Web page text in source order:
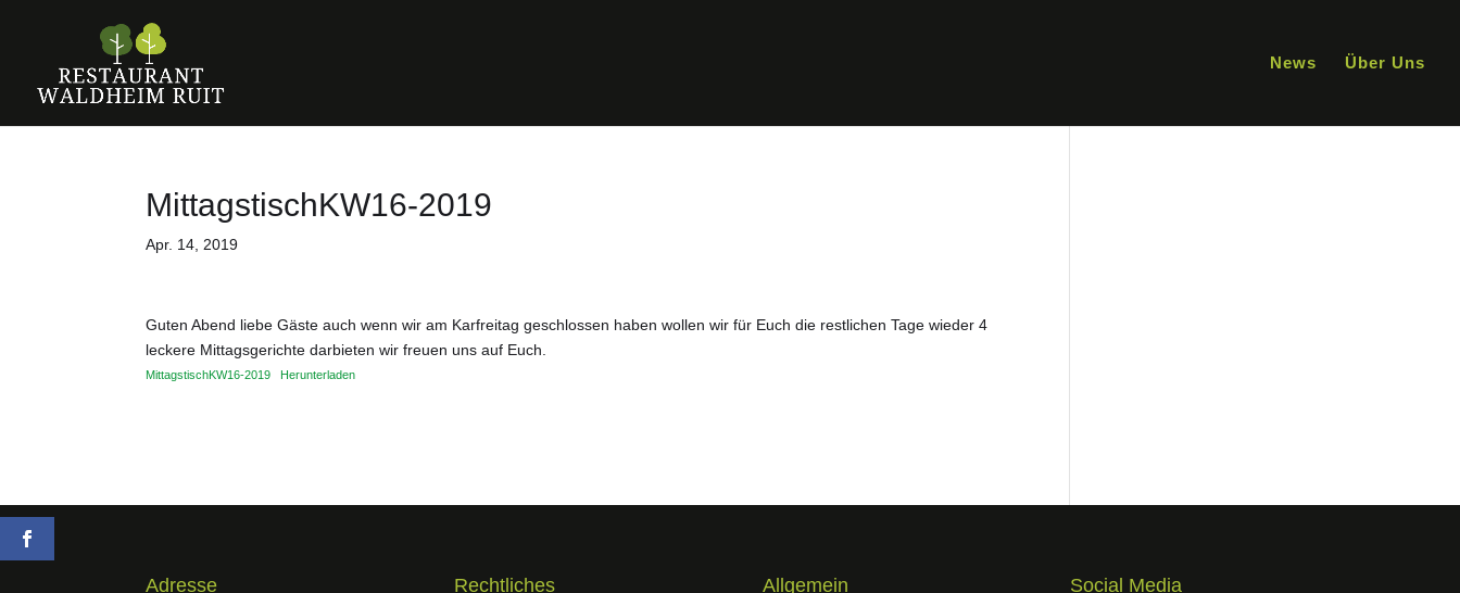
News Über Uns
MittagstischKW16-2019
Apr. 14, 2019
Guten Abend liebe Gäste auch wenn wir am Karfreitag geschlossen haben wollen wir für Euch die restlichen Tage wieder 4
leckere Mittagsgerichte darbieten wir freuen uns auf Euch.
MittagstischKW16-2019 Herunterladen
Adresse Rechtliches Allgemein Social Media